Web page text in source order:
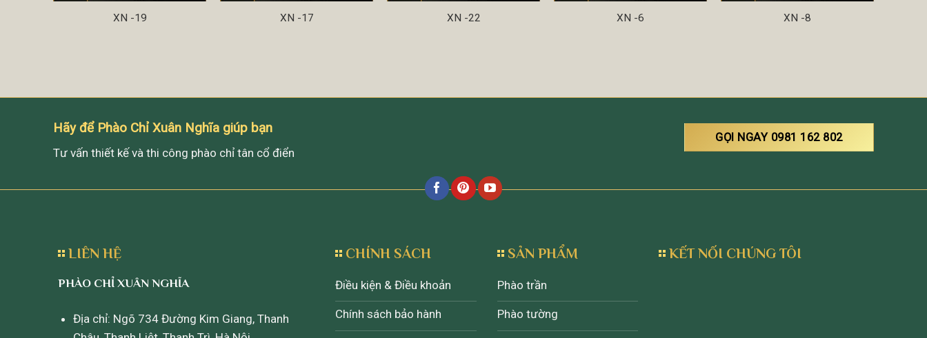
XN -19 XN -17 XN -22 XN -6 XN -8
Hãy để Phào Chỉ Xuân Nghĩa giúp bạn
Tư vấn thiết kế và thi công phào chỉ tân cổ điển
GỌI NGAY 0981 162 802
LIÊN HỆ
PHÀO CHỈ XUÂN NGHĨA
Địa chỉ: Ngõ 734 Đường Kim Giang, Thanh
CHÍNH SÁCH
Điều kiện & Điều khoản
Chính sách bảo hành
SẢN PHẨM
Phào trần
Phào tường
KẾT NỐI CHÚNG TÔI